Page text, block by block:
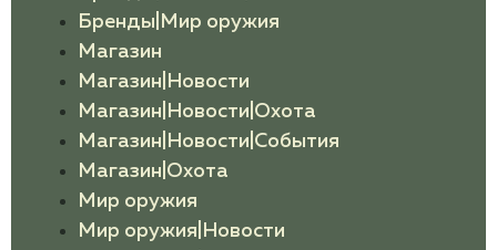
Бренды|Мир оружия
Магазин
Магазин|Новости
Магазин|Новости|Охота
Магазин|Новости|События
Магазин|Охота
Мир оружия
Мир оружия|Новости